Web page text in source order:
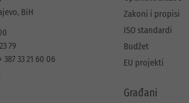
BiH
79
33 21 60 06
Zakoni i propisi
ISO standardi
Budžet
EU projekti
Građani